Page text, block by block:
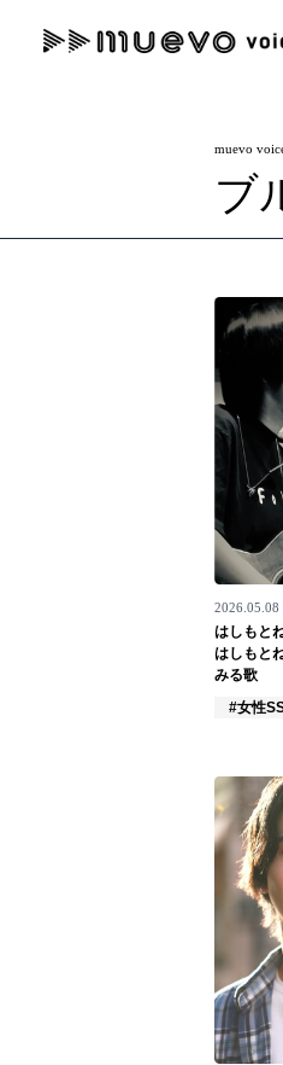
#女
"読者の声を形にする”音
muevoクラウドファンディング
muevo
ブ
2026.05.08
はしもと
はしもと
みる歌
#女性